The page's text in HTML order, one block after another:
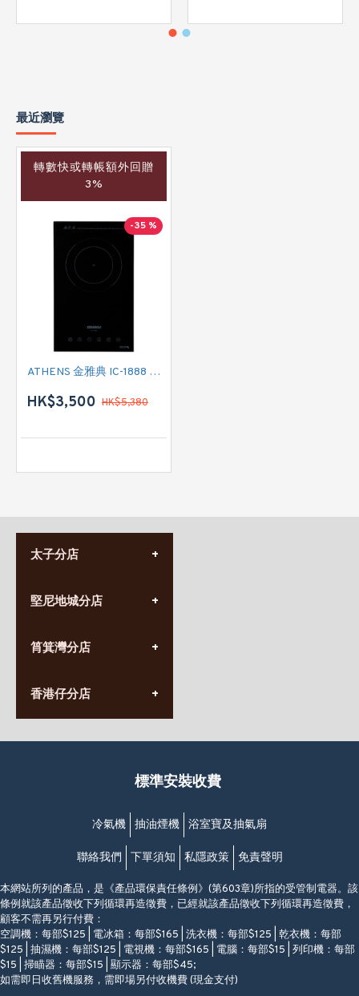
最近瀏覽
轉數快或轉帳額外回贈
3%
-35 %
ATHENS 金雅典 IC-1888 單頭電磁爐
HK$3,500 HK$5,380
太子分店
營業時間:
九龍太子太子道西141號
堅尼地城分店
營業時間:
香港堅尼地城卑路乍街
(堅尼地城地鐵站B出口)
筲箕灣分店
營業時間:
(10:00am-20:30pm)
香港仔分店
營業時間:
香港香港仔成都道20-28號
(黃竹坑地鐵站轉4M專線小巴)
標準安裝收費
冷氣機 抽油煙機 浴室寶及抽氣扇
聯絡我們 下單須知 私隱政策 免責聲明
本網站所列的產品，是《產品環保責任條例》(第603章)所指的受管制電器。該
條例就該產品徵收下列循環再造徵費，已經就該產品徵收下列循環再造徵費，
顧客不需再另行付費：
空調機：每部$125 | 電冰箱：每部$165 | 洗衣機：每部$125 | 乾衣機：每部
$125 | 抽濕機：每部$125 | 電視機：每部$165 | 電腦：每部$15 | 列印機：每部
$15 | 掃瞄器：每部$15 | 顯示器：每部$45;
如需即日收舊機服務，需即場另付收機費 (現金支付)